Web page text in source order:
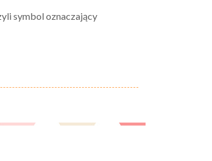
symbol oznaczający